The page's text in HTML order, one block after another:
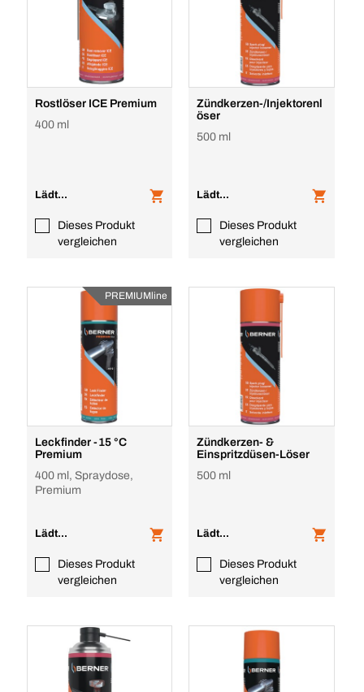
Rostlöser ICE Premium
400 ml
Lädt...
Dieses Produkt
vergleichen
Zündkerzen-/Injektorenl
öser
500 ml
Lädt...
Dieses Produkt
vergleichen
PREMIUMline
Leckfinder -15 °C
Premium
400 ml, Spraydose,
Premium
Lädt...
Dieses Produkt
vergleichen
Zündkerzen- &
Einspritzdüsen-Löser
500 ml
Lädt...
Dieses Produkt
vergleichen